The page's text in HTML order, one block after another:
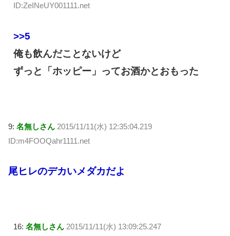
ID:ZeINeUY001111.net
>>5
俺も飲んだことないけど
ずっと「ホッピー」ってお酒かとおもった
9: 名無しさん 2015/11/11(水) 12:35:04.219
ID:m4FOOQahr1111.net
尾ヒレのデカいメダカだよ
16: 名無しさん 2015/11/11(水) 13:09:25.247